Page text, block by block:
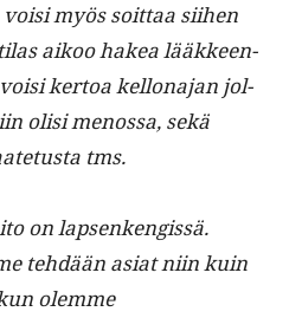
myös soit­taa siihen
aikoo hakea lääk­keen­
ker­toa kel­lon­a­jan jol­
olisi menos­sa, sekä
tms.
on lapsenkengis­sä.
tehdään asi­at niin kuin
olemme